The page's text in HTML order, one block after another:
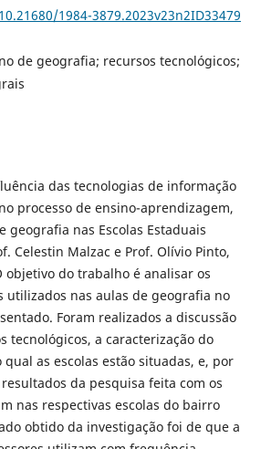
1984-3879.2023v23n2ID33479
de geografia; recursos tecnológicos;
das tecnologias de informação
processo de ensino-aprendizagem,
geografia nas Escolas Estaduais
Celestin Malzac e Prof. Olívio Pinto,
objetivo do trabalho é analisar os
utilizados nas aulas de geografia no
Foram realizados a discussão
tecnológicos, a caracterização do
as escolas estão situadas, e, por
da pesquisa feita com os
nas respectivas escolas do bairro
obtido da investigação foi de que a